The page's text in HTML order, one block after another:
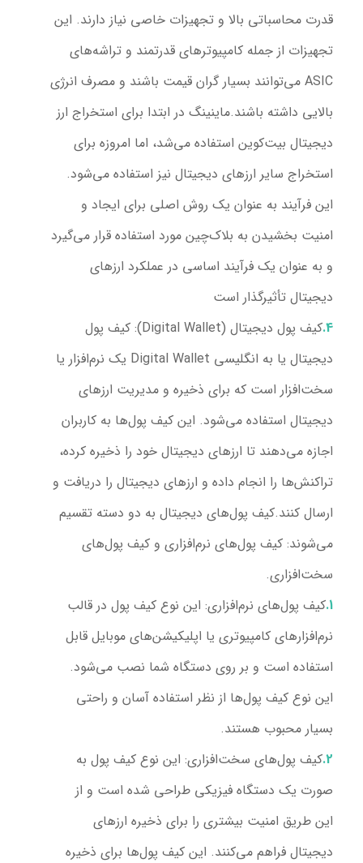
قدرت محاسباتی بالا و تجهیزات خاصی نیاز دارند. این
تجهیزات از جمله کامپیوترهای قدرتمند و تراشه‌های
ASIC می‌توانند بسیار گران قیمت باشند و مصرف انرژی
بالایی داشته باشند.ماینینگ در ابتدا برای استخراج ارز
دیجیتال بیت‌کوین استفاده می‌شد، اما امروزه برای
استخراج سایر ارزهای دیجیتال نیز استفاده می‌شود.
این فرآیند به عنوان یک روش اصلی برای ایجاد و
امنیت بخشیدن به بلاک‌چین مورد استفاده قرار می‌گیرد
و به عنوان یک فرآیند اساسی در عملکرد ارزهای
دیجیتال تأثیرگذار است
کیف پول دیجیتال (Digital Wallet):
کیف پول
دیجیتال یا به انگلیسی Digital Wallet یک نرم‌افزار یا
سخت‌افزار است که برای ذخیره و مدیریت ارزهای
دیجیتال استفاده می‌شود. این کیف پول‌ها به کاربران
اجازه می‌دهند تا ارزهای دیجیتال خود را ذخیره کرده،
تراکنش‌ها را انجام داده و ارزهای دیجیتال را دریافت و
ارسال کنند.کیف پول‌های دیجیتال به دو دسته تقسیم
می‌شوند: کیف پول‌های نرم‌افزاری و کیف پول‌های
سخت‌افزاری.
کیف پول‌های نرم‌افزاری: این نوع کیف پول در قالب
نرم‌افزار‌های کامپیوتری یا اپلیکیشن‌های موبایل قابل
استفاده است و بر روی دستگاه شما نصب می‌شود.
این نوع کیف پول‌ها از نظر استفاده آسان و راحتی
بسیار محبوب هستند.
کیف پول‌های سخت‌افزاری: این نوع کیف پول به
صورت یک دستگاه فیزیکی طراحی شده است و از
این طریق امنیت بیشتری را برای ذخیره ارزهای
دیجیتال فراهم می‌کنند. این کیف پول‌ها برای ذخیره